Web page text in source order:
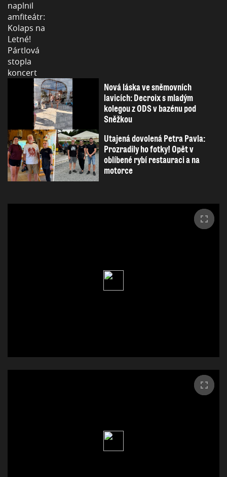
Nová láska ve sněmovních
lavicích: Decroix s mladým
kolegou z ODS v bazénu pod
Sněžkou
Utajená dovolená Petra Pavla:
Prozradily ho fotky! Opět v
oblíbené rybí restauraci a na
motorce